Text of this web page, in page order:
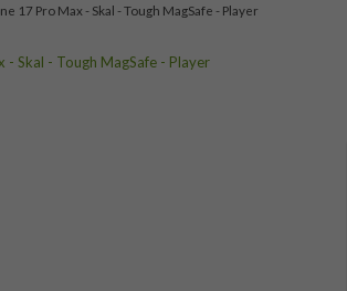
17 Pro Max - Skal - Tough MagSafe - Player